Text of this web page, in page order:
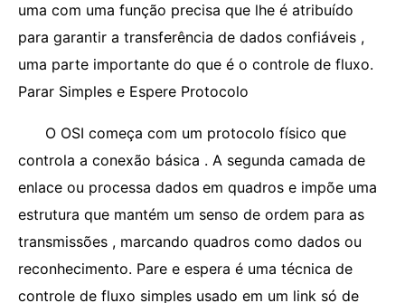
uma com uma função precisa que lhe é atribuído
para garantir a transferência de dados confiáveis ​​,
uma parte importante do que é o controle de fluxo.
Parar Simples e Espere Protocolo
O OSI começa com um protocolo físico que
controla a conexão básica . A segunda camada de
enlace ou processa dados em quadros e impõe uma
estrutura que mantém um senso de ordem para as
transmissões , marcando quadros como dados ou
reconhecimento. Pare e espera é uma técnica de
controle de fluxo simples usado em um link só de